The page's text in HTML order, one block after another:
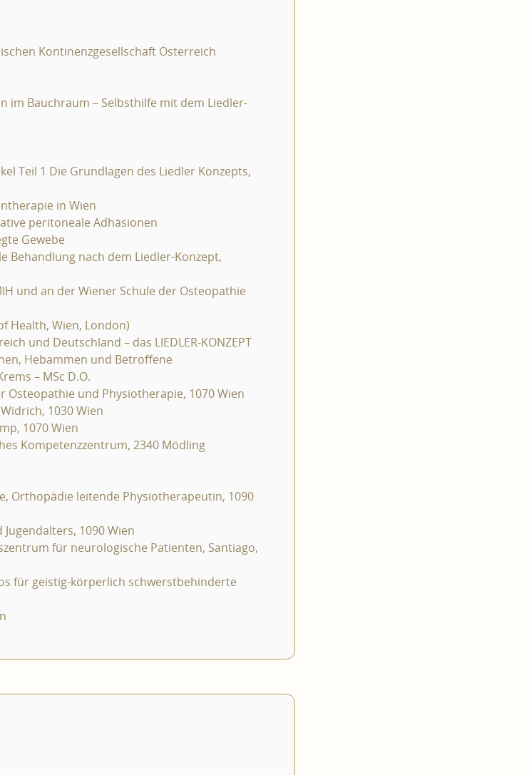
Kontinenzgesellschaft Österreich
im Bauchraum – Selbsthilfe mit dem Liedler-
Teil 1 Die Grundlagen des Liedler Konzepts,
in Wien
peritoneale Adhäsionen
Gewebe
Behandlung nach dem Liedler-Konzept,
und an der Wiener Schule der Osteopathie
Health, Wien, London)
und Deutschland – das LIEDLER-KONZEPT
Hebammen und Betroffene
– MSc D.O.
Osteopathie und Physiotherapie, 1070 Wien
1030 Wien
1070 Wien
Kompetenzzentrum, 2340 Mödling
Orthopädie leitende Physiotherapeutin, 1090
1090 Wien
für neurologische Patienten, Santiago,
für geistig-körperlich schwerstbehinderte